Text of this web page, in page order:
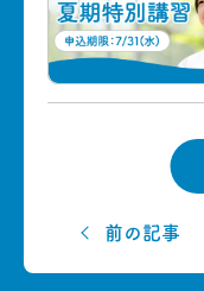
前の記事